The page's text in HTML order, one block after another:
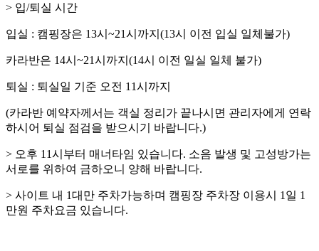
> 입/퇴실 시간
입실 : 캠핑장은 13시~21시까지(13시 이전 입실 일체불가)
카라반은 14시~21시까지(14시 이전 일실 일체 불가)
퇴실 : 퇴실일 기준 오전 11시까지
(카라반 예약자께서는 객실 정리가 끝나시면 관리자에게 연락
하시어 퇴실 점검을 받으시기 바랍니다.)
> 오후 11시부터 매너타임 있습니다. 소음 발생 및 고성방가는
서로를 위하여 금하오니 양해 바랍니다.
> 사이트 내 1대만 주차가능하며 캠핑장 주차장 이용시 1일 1
만원 주차요금 있습니다.